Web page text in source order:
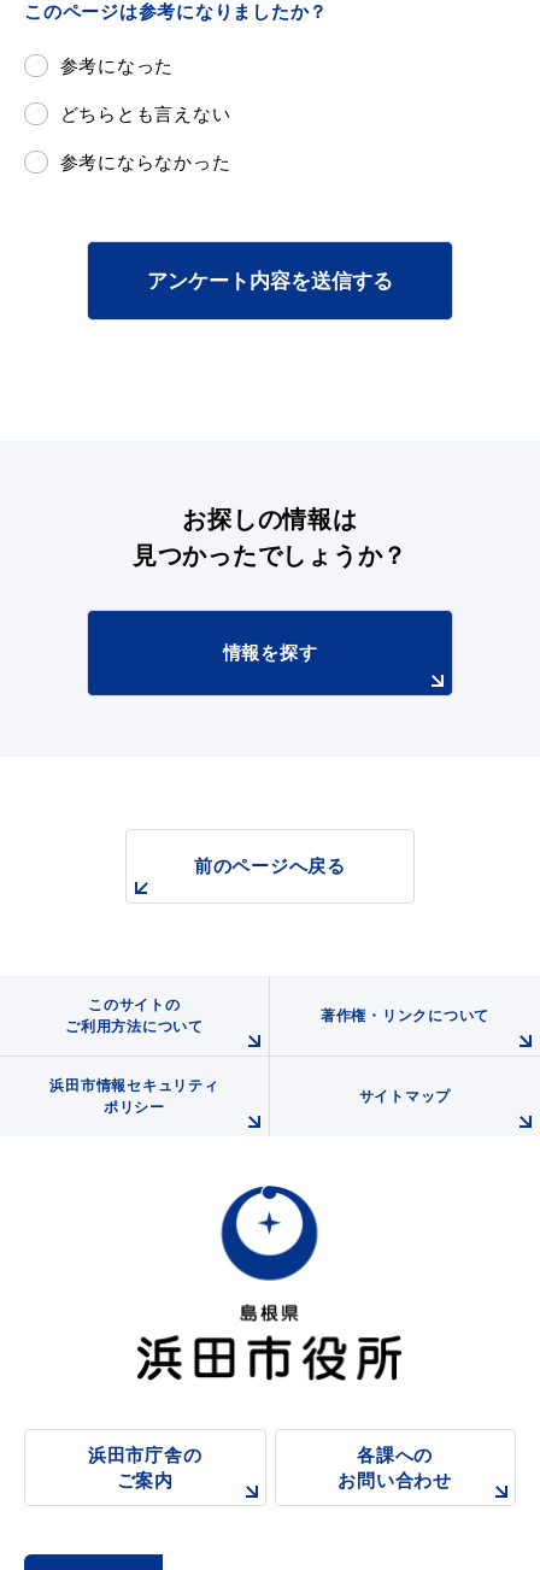
このページは参考になりましたか？
参考になった
どちらとも言えない
参考にならなかった
アンケート内容を送信する
お探しの情報は
見つかったでしょうか？
情報を探す
前のページへ戻る
このサイトの
ご利用方法について
著作権・リンクについて
浜田市情報セキュリティ
ポリシー
サイトマップ
浜田市庁舎の
ご案内
各課への
お問い合わせ